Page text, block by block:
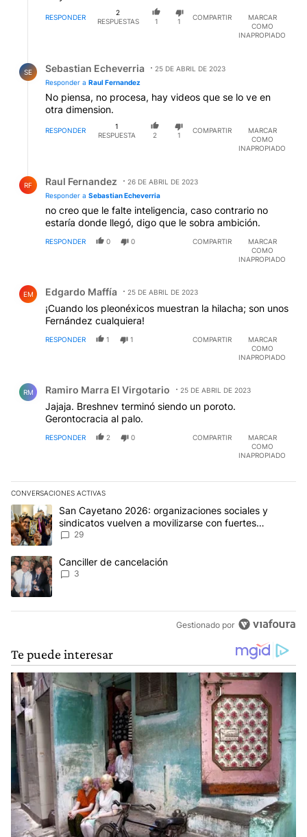
RESPONDER
2
RESPUESTAS
1 1
COMPARTIR
MARCAR
COMO
INAPROPIADO
SE Sebastian Echeverria
25 DE ABRIL DE 2023
Responder a Raul Fernandez
No piensa, no procesa, hay videos que se lo ve en
otra dimension.
RESPONDER
1
RESPUESTA
2 1
COMPARTIR
MARCAR
COMO
INAPROPIADO
RF Raul Fernandez
26 DE ABRIL DE 2023
Responder a Sebastian Echeverria
no creo que le falte inteligencia, caso contrario no
estaría donde llegó, digo que le sobra ambición.
RESPONDER 0 0 COMPARTIR
MARCAR
COMO
INAPROPIADO
EM Edgardo Maffía 25 DE ABRIL DE 2023
¡Cuando los pleonéxicos muestran la hilacha; son unos
Fernández cualquiera!
RESPONDER 1 1 COMPARTIR
MARCAR
COMO
INAPROPIADO
RM Ramiro Marra El Virgotario 25 DE ABRIL DE 2023
Jajaja. Breshnev terminó siendo un poroto.
Gerontocracia al palo.
RESPONDER 2 0 COMPARTIR
MARCAR
COMO
INAPROPIADO
CONVERSACIONES ACTIVAS
Este listado muestra los artículos con más comentarios en los
Un artículo de tendencia con el título "San Cayetano 2026:
San Cayetano 2026: organizaciones sociales y
sindicatos vuelven a movilizarse con fuertes
reclamos al Gobierno
29
Un artículo de tendencia con el título "Canciller de cancelación"
Canciller de cancelación
3
Gestionado por